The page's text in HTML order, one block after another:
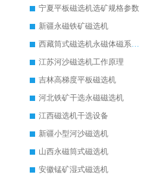
宁夏平板磁选机选矿规格参数
新疆永磁铁矿磁选机
西藏筒式磁选机永磁体磁系设计
江苏河沙磁选机工作原理
吉林高梯度平板磁选机
河北铁矿干选永磁磁选机
江西磁选机干选设备
新疆小型河沙磁选机
山西永磁筒式磁选机
安徽锰矿湿式磁选机